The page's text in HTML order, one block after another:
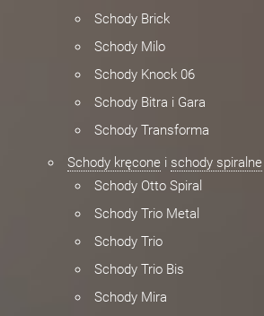
Schody Brick
Schody Milo
Schody Knock 06
Schody Bitra i Gara
Schody Transforma
Schody kręcone i schody spiralne
Schody Otto Spiral
Schody Trio Metal
Schody Trio
Schody Trio Bis
Schody Mira